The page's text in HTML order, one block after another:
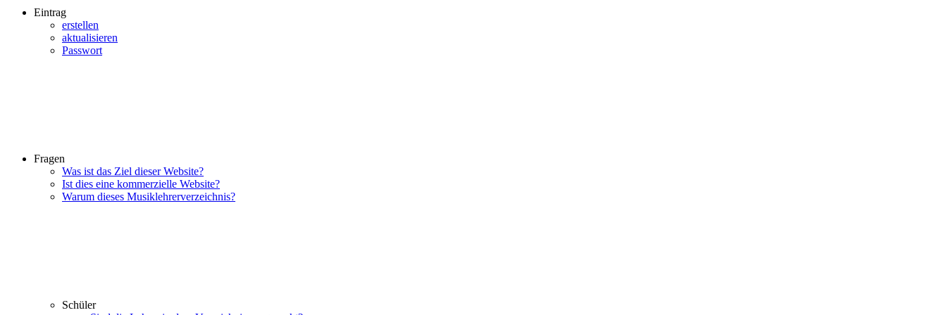
Eintrag
erstellen
aktualisieren
Passwort
Fragen
Was ist das Ziel dieser Website?
Ist dies eine kommerzielle Website?
Warum dieses Musiklehrerverzeichnis?
Schüler